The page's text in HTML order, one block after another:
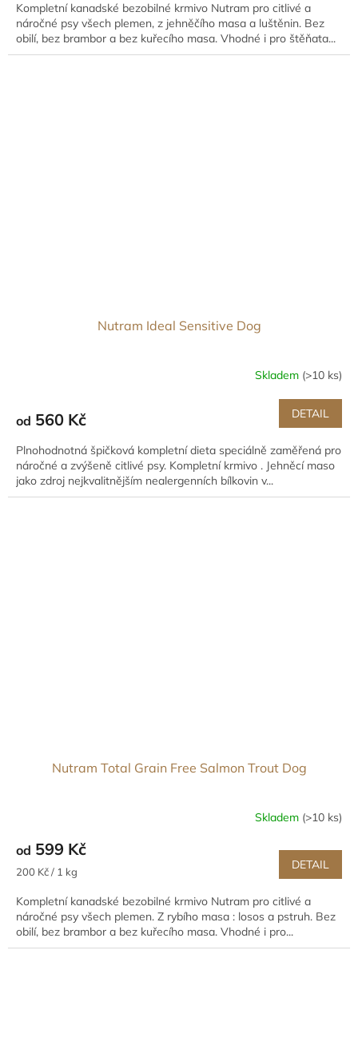
Kompletní kanadské bezobilné krmivo Nutram pro citlivé a
náročné psy všech plemen, z jehněčího masa a luštěnin. Bez
obilí, bez brambor a bez kuřecího masa. Vhodné i pro štěňata...
Nutram Ideal Sensitive Dog
Skladem (>10 ks)
od 560 Kč DETAIL
Plnohodnotná špičková kompletní dieta speciálně zaměřená pro
náročné a zvýšeně citlivé psy. Kompletní krmivo . Jehněcí maso
jako zdroj nejkvalitnějším nealergenních bílkovin v...
Nutram Total Grain Free Salmon Trout Dog
Skladem (>10 ks)
od 599 Kč
Měrná
200 Kč / 1 kg DETAIL
Kompletní kanadské bezobilné krmivo Nutram pro citlivé a
náročné psy všech plemen. Z rybího masa : losos a pstruh. Bez
obilí, bez brambor a bez kuřecího masa. Vhodné i pro...